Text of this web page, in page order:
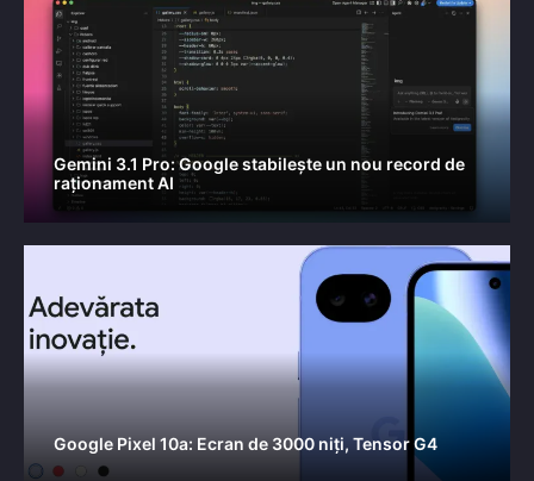
Gemini 3.1 Pro: Google stabilește un nou record de
raționament AI
Google Pixel 10a: Ecran de 3000 niți, Tensor G4